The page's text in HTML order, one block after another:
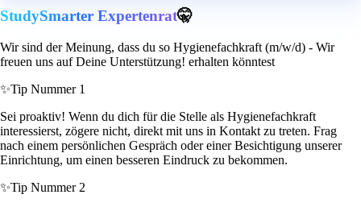
StudySmarter Expertenrat🤫
Wir sind der Meinung, dass du so Hygienefachkraft (m/w/d) - Wir
freuen uns auf Deine Unterstützung! erhalten könntest
✨Tip Nummer 1
Sei proaktiv! Wenn du dich für die Stelle als Hygienefachkraft
interessierst, zögere nicht, direkt mit uns in Kontakt zu treten. Frag
nach einem persönlichen Gespräch oder einer Besichtigung unserer
Einrichtung, um einen besseren Eindruck zu bekommen.
✨Tip Nummer 2